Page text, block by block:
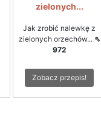
zielonych...
Jak zrobić nalewkę z
zielonych orzechów... ⇖
972
Zobacz przepis!